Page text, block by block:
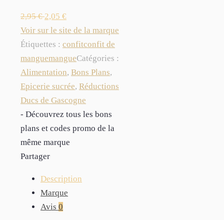
2,95€ 2,05 €
Voir sur le site de la marque
Étiquettes : confitconfit de
manguemangueCatégories :
Alimentation, Bons Plans,
Epicerie sucrée, Réductions
Ducs de Gascogne
- Découvrez tous les bons
plans et codes promo de la
même marque
Partager
Description
Marque
Avis 0